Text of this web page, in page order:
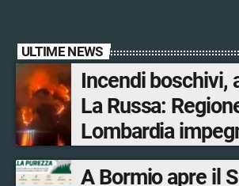
ULTIME NEWS
Incendi boschivi,
La Russa:
Lombardia
fronti, 48
A Bormio apre il Sentiero